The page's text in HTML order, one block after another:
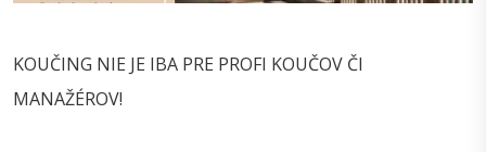
KOUČING NIE JE IBA PRE PROFI KOUČOV ČI
MANAŽÉROV!